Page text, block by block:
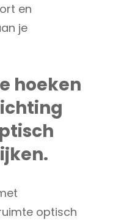
en
je
hoeken
optisch